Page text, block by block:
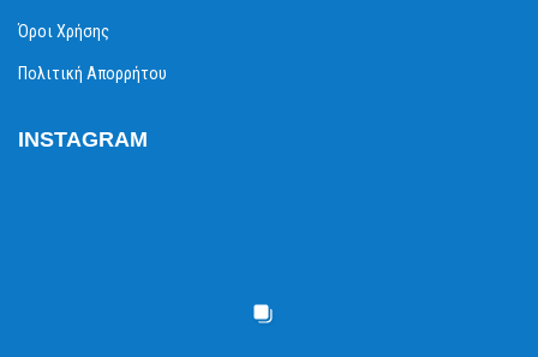
Όροι Χρήσης
Πολιτική Απορρήτου
INSTAGRAM